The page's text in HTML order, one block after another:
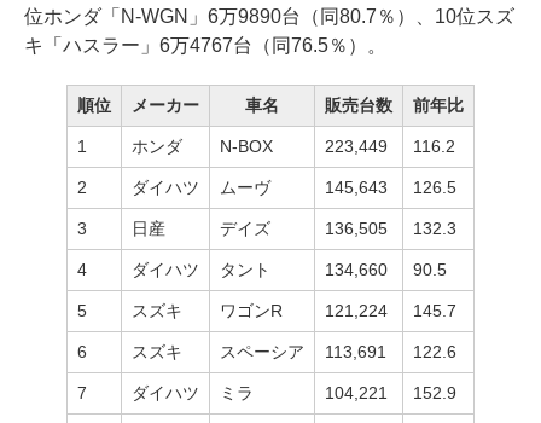
位ホンダ「N-WGN」6万9890台（同80.7％）、10位スズ
キ「ハスラー」6万4767台（同76.5％）。
順位 メーカー 車名 販売台数 前年比
1 ホンダ N-BOX 223,449 116.2
2 ダイハツ ムーヴ 145,643 126.5
3 日産 デイズ 136,505 132.3
4 ダイハツ タント 134,660 90.5
5 スズキ ワゴンR 121,224 145.7
6 スズキ スペーシア 113,691 122.6
7 ダイハツ ミラ 104,221 152.9